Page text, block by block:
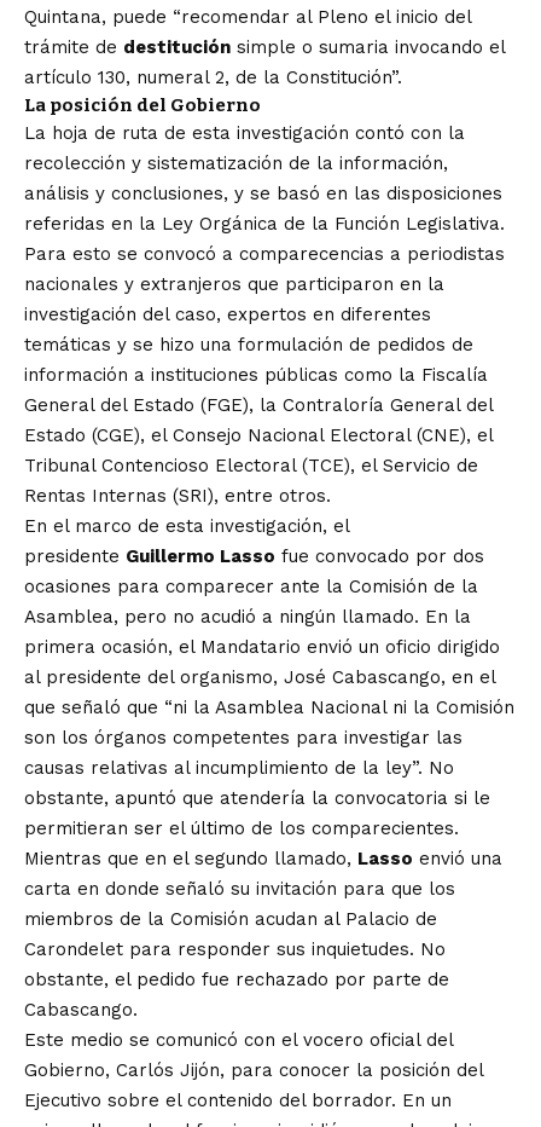
Quintana, puede “recomendar al Pleno el inicio del
trámite de destitución simple o sumaria invocando el
artículo 130, numeral 2, de la Constitución”.
La posición del Gobierno
La hoja de ruta de esta investigación contó con la
recolección y sistematización de la información,
análisis y conclusiones, y se basó en las disposiciones
referidas en la Ley Orgánica de la Función Legislativa.
Para esto se convocó a comparecencias a periodistas
nacionales y extranjeros que participaron en la
investigación del caso, expertos en diferentes
temáticas y se hizo una formulación de pedidos de
información a instituciones públicas como la Fiscalía
General del Estado (FGE), la Contraloría General del
Estado (CGE), el Consejo Nacional Electoral (CNE), el
Tribunal Contencioso Electoral (TCE), el Servicio de
Rentas Internas (SRI), entre otros.
En el marco de esta investigación, el
presidente Guillermo Lasso fue convocado por dos
ocasiones para comparecer ante la Comisión de la
Asamblea, pero no acudió a ningún llamado. En la
primera ocasión, el Mandatario envió un oficio dirigido
al presidente del organismo, José Cabascango, en el
que señaló que “ni la Asamblea Nacional ni la Comisión
son los órganos competentes para investigar las
causas relativas al incumplimiento de la ley”. No
obstante, apuntó que atendería la convocatoria si le
permitieran ser el último de los comparecientes.
Mientras que en el segundo llamado, Lasso envió una
carta en donde señaló su invitación para que los
miembros de la Comisión acudan al Palacio de
Carondelet para responder sus inquietudes. No
obstante, el pedido fue rechazado por parte de
Cabascango.
Este medio se comunicó con el vocero oficial del
Gobierno, Carlós Jijón, para conocer la posición del
Ejecutivo sobre el contenido del borrador. En un